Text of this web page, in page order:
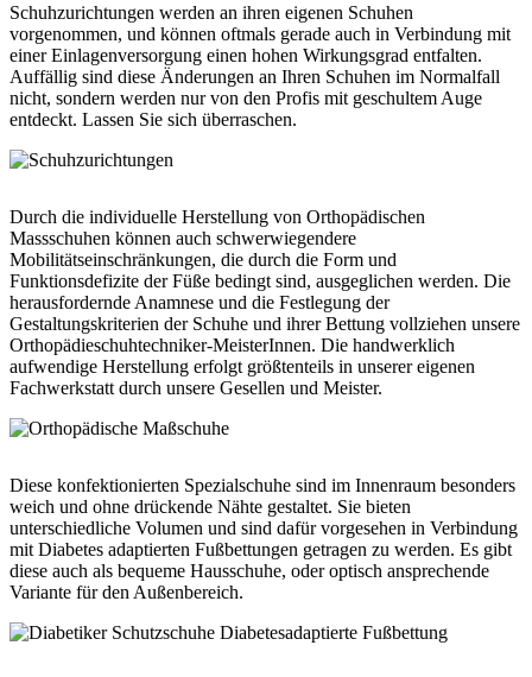
Schuhzurichtungen werden an ihren eigenen Schuhen
vorgenommen, und können oftmals gerade auch in Verbindung mit
einer Einlagenversorgung einen hohen Wirkungsgrad entfalten.
Auffällig sind diese Änderungen an Ihren Schuhen im Normalfall
nicht, sondern werden nur von den Profis mit geschultem Auge
entdeckt. Lassen Sie sich überraschen.
Durch die individuelle Herstellung von Orthopädischen
Massschuhen können auch schwerwiegendere
Mobilitätseinschränkungen, die durch die Form und
Funktionsdefizite der Füße bedingt sind, ausgeglichen werden. Die
herausfordernde Anamnese und die Festlegung der
Gestaltungskriterien der Schuhe und ihrer Bettung vollziehen unsere
Orthopädieschuhtechniker-MeisterInnen. Die handwerklich
aufwendige Herstellung erfolgt größtenteils in unserer eigenen
Fachwerkstatt durch unsere Gesellen und Meister.
Diese konfektionierten Spezialschuhe sind im Innenraum besonders
weich und ohne drückende Nähte gestaltet. Sie bieten
unterschiedliche Volumen und sind dafür vorgesehen in Verbindung
mit Diabetes adaptierten Fußbettungen getragen zu werden. Es gibt
diese auch als bequeme Hausschuhe, oder optisch ansprechende
Variante für den Außenbereich.